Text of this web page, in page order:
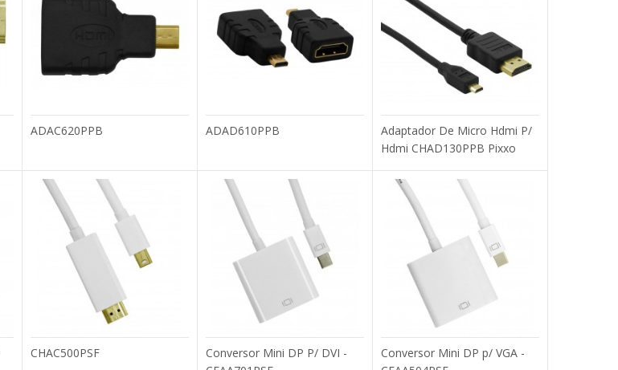
Adaptador 90° facil de conectar. Protege às portas HDMI de seu
equipamento contra desgastes e arranh..
Add to compare
Add to wishlist
Adaptador micro HDMI para HDMI de alta velocidade, um acessório
indispensável para quem gosta de ass..
COMPRAR
Add to compare
Add to wishlist
ADAD610PPB
COMPRAR
ADAC620PPB ADAD610PPB
Adaptador De Micro Hdmi P/
Hdmi CHAD130PPB Pixxo
CHAC500PSF
Conversor Mini DP P/ DVI -
Conversor Mini DP p/ VGA -